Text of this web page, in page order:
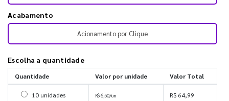
Acabamento
Acionamento por Clique
Escolha a quantidade
Quantidade Valor por unidade Valor Total
Selecionar 10 unidades
10 unidades R$ 6,50/un R$ 64,99